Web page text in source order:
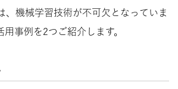
、機械学習技術が不可欠となっていま
事例を2つご紹介します。